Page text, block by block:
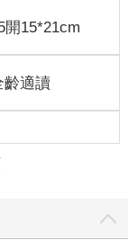
開15*21cm
齡適讀